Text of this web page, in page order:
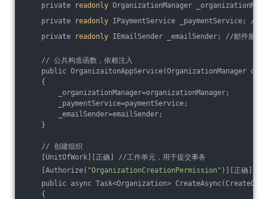
private
readonly OrganizationManager
private
readonly IPaymentService _paymentService; //支
private
readonly IEmailSender _emailSender; //邮件服务
// 公共构造函数，依赖注入
public OrganizaitonAppService(OrganizationManager
{
_organizationManager=organizationManager;
_paymentService=paymentService;
_emailSender=emailSender;
}
// 创建组织
[UnitOfWork][正确] //工作单元，用于提交事务
[Authorize( "OrganizationCreationPermission" )][正确]
public async Task<Organization>
{